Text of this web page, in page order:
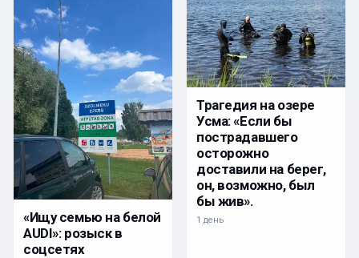
«Ищу семью на белой
AUDI»: розыск в
соцсетях
Трагедия на озере
Усма: «Если бы
пострадавшего
осторожно
доставили на берег,
он, возможно, был
бы жив».
1 день